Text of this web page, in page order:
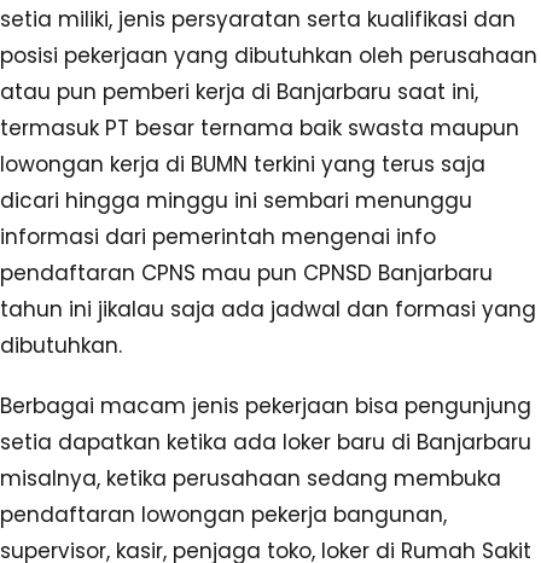
setia miliki, jenis persyaratan serta kualifikasi dan
posisi pekerjaan yang dibutuhkan oleh perusahaan
atau pun pemberi kerja di Banjarbaru saat ini,
termasuk PT besar ternama baik swasta maupun
lowongan kerja di BUMN terkini yang terus saja
dicari hingga minggu ini sembari menunggu
informasi dari pemerintah mengenai info
pendaftaran CPNS mau pun CPNSD Banjarbaru
tahun ini jikalau saja ada jadwal dan formasi yang
dibutuhkan.
Berbagai macam jenis pekerjaan bisa pengunjung
setia dapatkan ketika ada loker baru di Banjarbaru
misalnya, ketika perusahaan sedang membuka
pendaftaran lowongan pekerja bangunan,
supervisor, kasir, penjaga toko, loker di Rumah Sakit